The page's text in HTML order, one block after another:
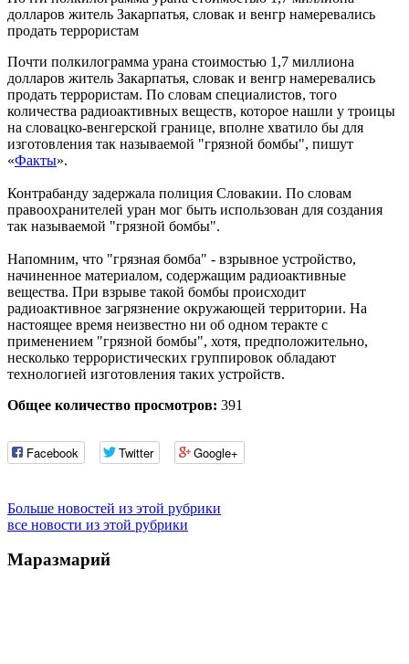
долларов житель Закарпатья, словак и венгр намеревались
продать террористам
Почти полкилограмма урана стоимостью 1,7 миллиона
долларов житель Закарпатья, словак и венгр намеревались
продать террористам. По словам специалистов, того
количества радиоактивных веществ, которое нашли у троицы
на словацко-венгерской границе, вполне хватило бы для
изготовления так называемой "грязной бомбы", пишут
«Факты».
Контрабанду задержала полиция Словакии. По словам
правоохранителей уран мог быть использован для создания
так называемой "грязной бомбы".
Напомним, что "грязная бомба" - взрывное устройство,
начиненное материалом, содержащим радиоактивные
вещества. При взрыве такой бомбы происходит
радиоактивное загрязнение окружающей территории. На
настоящее время неизвестно ни об одном теракте с
применением "грязной бомбы", хотя, предположительно,
несколько террористических группировок обладают
технологией изготовления таких устройств.
Общее количество просмотров: 391
Facebook Twitter Google+
Больше новостей из этой рубрики
все новости из этой рубрики
Маразмарий